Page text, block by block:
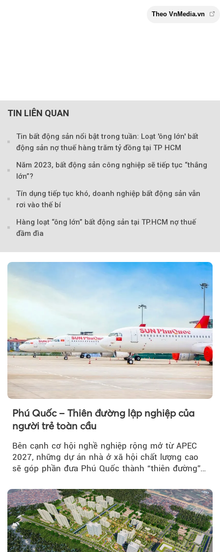
Theo
TIN LIÊN QUAN
Tin bất động sản nổi bật trong tuần: Loạt 'ông lớn' bất
động sản nợ thuế hàng trăm tỷ đồng tại TP HCM
Năm 2023, bất động sản công nghiệp sẽ tiếp tục “thắng
lớn”?
Tín dụng tiếp tục khó, doanh nghiệp bất động sản vẫn
rơi vào thế bí
Hàng loạt “ông lớn” bất động sản tại TP.HCM nợ thuế
đầm đìa
Phú Quốc – Thiên đường lập nghiệp của
người trẻ toàn cầu
Bên cạnh cơ hội nghề nghiệp rộng mở từ APEC
2027, những dự án nhà ở xã hội chất lượng cao
sẽ góp phần đưa Phú Quốc thành “thiên đường”